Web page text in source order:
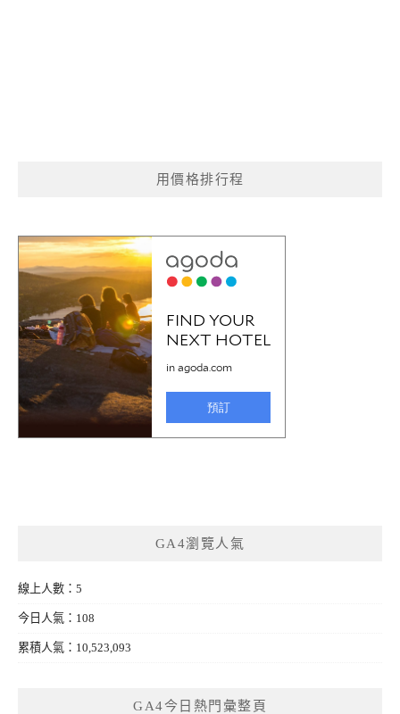
用價格排行程
GA4瀏覽人氣
線上人數：5
今日人氣：108
累積人氣：10,523,093
GA4今日熱門彙整頁